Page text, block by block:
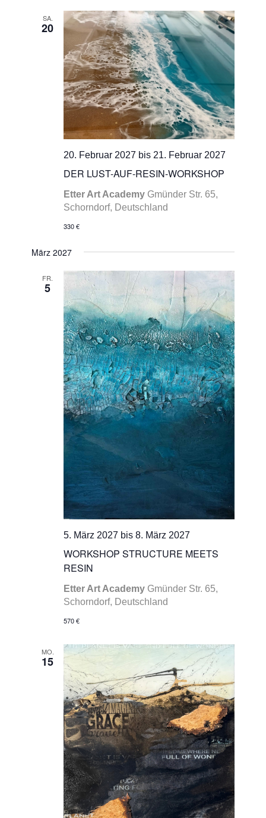
SA.
20
DER LUST-AUF-RESIN-WORKSHOP
20. Februar 2027 bis 21. Februar 2027
Etter Art Academy Gmünder Str. 65,
Schorndorf, Deutschland
330 €
März 2027
FR.
5
WORKSHOP STRUCTURE MEETS
RESIN
5. März 2027 bis8. März 2027
Etter Art Academy Gmünder Str. 65,
Schorndorf, Deutschland
570 €
MO.
15